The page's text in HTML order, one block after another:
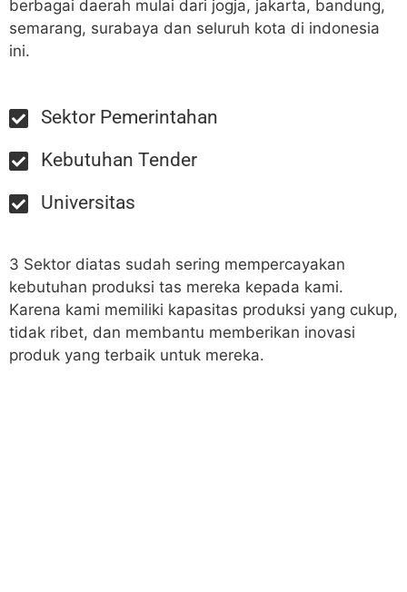
berbagai daerah mulai dari jogja, jakarta, bandung,
semarang, surabaya dan seluruh kota di indonesia
ini.
Sektor Pemerintahan
Kebutuhan Tender
Universitas
3 Sektor diatas sudah sering mempercayakan
kebutuhan produksi tas mereka kepada kami.
Karena kami memiliki kapasitas produksi yang cukup,
tidak ribet, dan membantu memberikan inovasi
produk yang terbaik untuk mereka.